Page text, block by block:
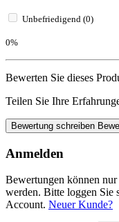
Unbefriedigend (0)
0%
Bewerten Sie dieses
Teilen Sie Ihre
Bewertung schreiben
Anmelden
Bewertungen können nur
werden. Bitte loggen Sie
Account. Neuer Kunde?